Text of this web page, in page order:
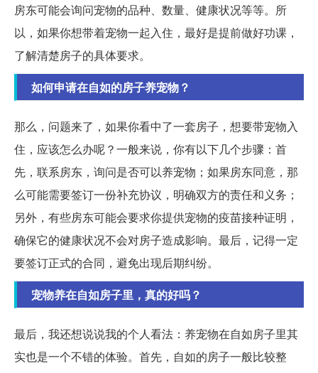
房东可能会询问宠物的品种、数量、健康状况等等。所
以，如果你想带着宠物一起入住，最好是提前做好功课，
了解清楚房子的具体要求。
如何申请在自如的房子养宠物？
那么，问题来了，如果你看中了一套房子，想要带宠物入
住，应该怎么办呢？一般来说，你有以下几个步骤：首
先，联系房东，询问是否可以养宠物；如果房东同意，那
么可能需要签订一份补充协议，明确双方的责任和义务；
另外，有些房东可能会要求你提供宠物的疫苗接种证明，
确保它的健康状况不会对房子造成影响。最后，记得一定
要签订正式的合同，避免出现后期纠纷。
宠物养在自如房子里，真的好吗？
最后，我还想说说我的个人看法：养宠物在自如房子里其
实也是一个不错的体验。首先，自如的房子一般比较整